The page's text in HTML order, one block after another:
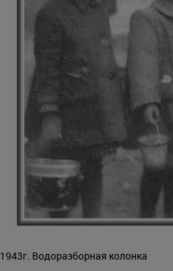
1943г. Водоразборная колонка